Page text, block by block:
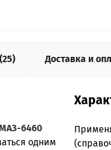
Доставка и
6460
одним